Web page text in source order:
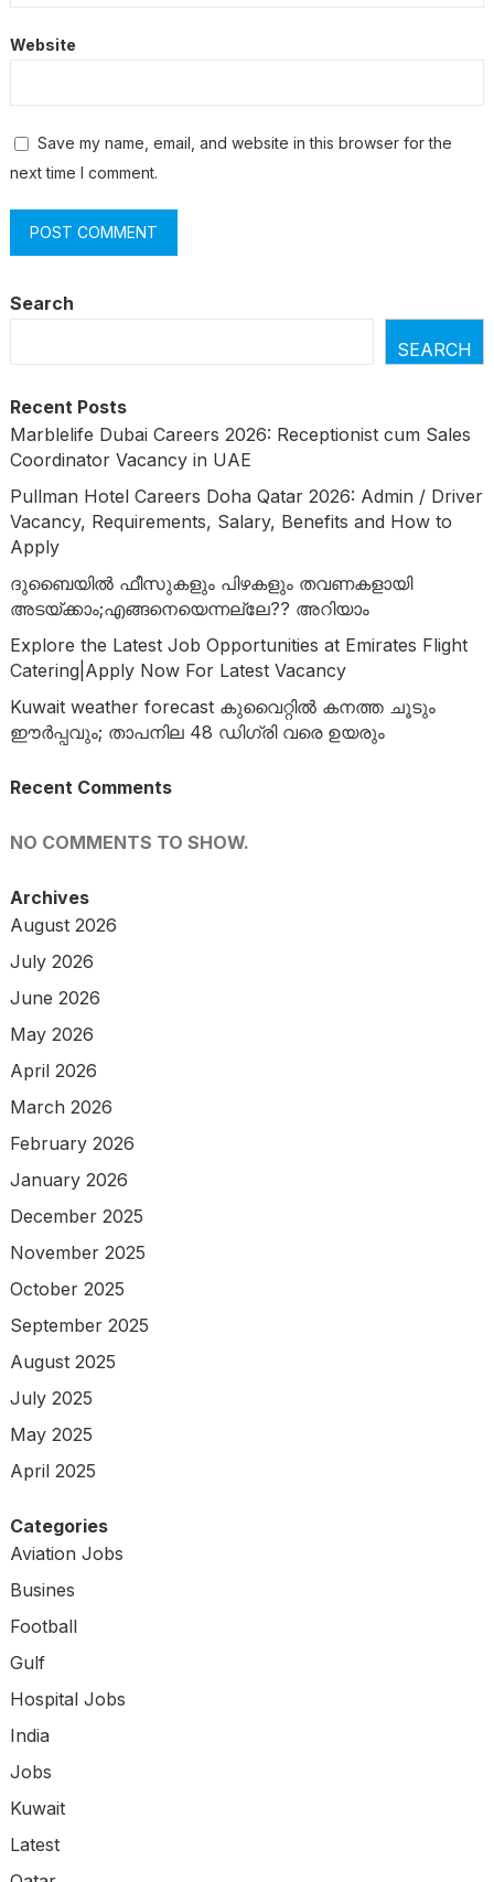
Website
Save my name, email, and website in this browser for the
next time I comment.
Search
SEARCH
Recent Posts
Marblelife Dubai Careers 2026: Receptionist cum Sales
Coordinator Vacancy in UAE
Pullman Hotel Careers Doha Qatar 2026: Admin / Driver
Vacancy, Requirements, Salary, Benefits and How to
Apply
ദുബൈയില്‍ ഫീസുകളും പിഴകളും തവണകളായി
അടയ്ക്കാം;എങ്ങനെയെന്നല്ലേ?? അറിയാം
Explore the Latest Job Opportunities at Emirates Flight
Catering|Apply Now For Latest Vacancy
Kuwait weather forecast കുവൈറ്റിൽ കനത്ത ചൂടും
ഈർപ്പവും; താപനില 48 ഡിഗ്രി വരെ ഉയരും
Recent Comments
NO COMMENTS TO SHOW.
Archives
August 2026
July 2026
June 2026
May 2026
April 2026
March 2026
February 2026
January 2026
December 2025
November 2025
October 2025
September 2025
August 2025
July 2025
May 2025
April 2025
Categories
Aviation Jobs
Busines
Football
Gulf
Hospital Jobs
India
Jobs
Kuwait
Latest